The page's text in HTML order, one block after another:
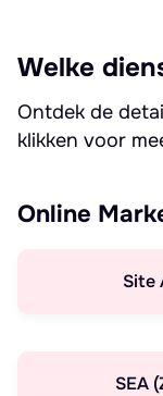
Welke
Ontdek de
klikken voor
Online
Site
SEA